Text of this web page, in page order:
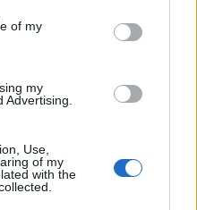
of my
my
Advertising.
Use,
of my
with the
Cassino Calcio
Budoni